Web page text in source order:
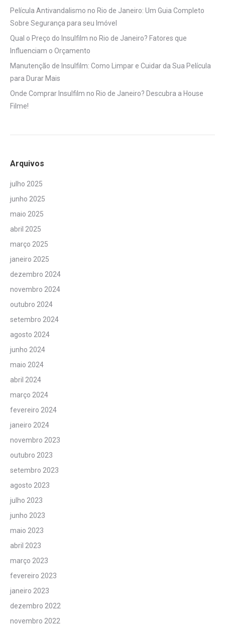
Película Antivandalismo no Rio de Janeiro: Um Guia Completo
Sobre Segurança para seu Imóvel
Qual o Preço do Insulfilm no Rio de Janeiro? Fatores que
Influenciam o Orçamento
Manutenção de Insulfilm: Como Limpar e Cuidar da Sua Película
para Durar Mais
Onde Comprar Insulfilm no Rio de Janeiro? Descubra a House
Filme!
Arquivos
julho 2025
junho 2025
maio 2025
abril 2025
março 2025
janeiro 2025
dezembro 2024
novembro 2024
outubro 2024
setembro 2024
agosto 2024
junho 2024
maio 2024
abril 2024
março 2024
fevereiro 2024
janeiro 2024
novembro 2023
outubro 2023
setembro 2023
agosto 2023
julho 2023
junho 2023
maio 2023
abril 2023
março 2023
fevereiro 2023
janeiro 2023
dezembro 2022
novembro 2022